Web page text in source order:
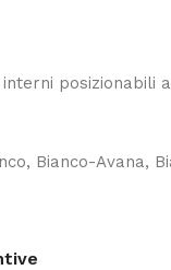
posizionabili
Bianco-Avana,